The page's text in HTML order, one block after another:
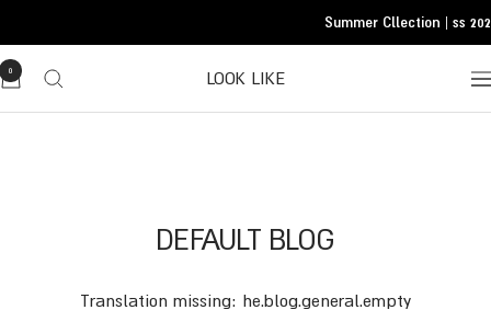
Translation
missing:
he.general.accessibility.skip_to_content
Summer Cllection | ss
Translation
missing:
LOOK LIKE
0
DEFAULT BLOG
Translation missing: he.blog.general.empty